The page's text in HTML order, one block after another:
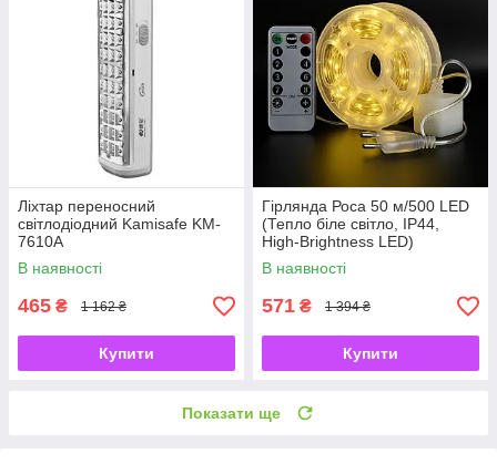
Ліхтар переносний
світлодіодний Kamisafe KM-
7610A
В наявності
465 ₴ 1 162 ₴
Купити
Гірлянда Роса 50 м/500 LED
(Тепло біле світло, IP44,
High-Brightness LED)
В наявності
571 ₴ 1 394 ₴
Купити
Показати ще